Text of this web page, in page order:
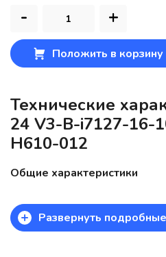
- +
Положить в корзину
Технические
24 V3-B-i7127-16-
H610-012
Общие характеристики
+ Развернуть